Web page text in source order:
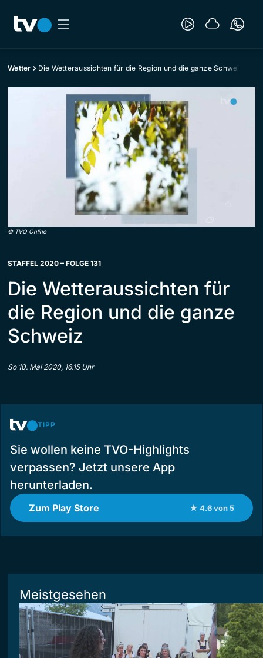
Wetter Die Wetteraussichten für die Region und die ganze Schweiz
© TVO Online
STAFFEL 2020 – FOLGE 131
Die Wetteraussichten für
die Region und die ganze
Schweiz
So 10. Mai 2020, 16.15 Uhr
TIPP
Sie wollen keine TVO-Highlights
verpassen? Jetzt unsere App
herunterladen.
Zum Play Store ★ 4.6 von 5
Meistgesehen